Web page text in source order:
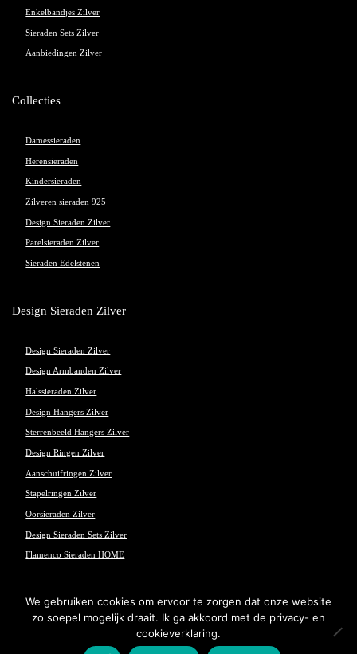
Enkelbandjes Zilver
Sieraden Sets Zilver
Aanbiedingen Zilver
Collecties
Damessieraden
Herensieraden
Kindersieraden
Zilveren sieraden 925
Design Sieraden Zilver
Parelsieraden Zilver
Sieraden Edelstenen
Design Sieraden Zilver
Design Sieraden Zilver
Design Armbanden Zilver
Halssieraden Zilver
Design Hangers Zilver
Sterrenbeeld Hangers Zilver
Design Ringen Zilver
Aanschuifringen Zilver
Stapelringen Zilver
Oorsieraden Zilver
Design Sieraden Sets Zilver
Flamenco Sieraden HOME
© Flamenco Sieraden - Powered and maintained bywinkeltjes.net
We gebruiken cookies om ervoor te zorgen dat onze website
zo soepel mogelijk draait. Ik ga akkoord met de privacy- en
cookieverklaring.